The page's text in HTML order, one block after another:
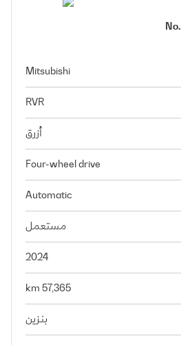
No.
Mitsubishi
RVR
أزرق
Four-wheel drive
Automatic
مستعمل
2024
57,365 km
بنزين